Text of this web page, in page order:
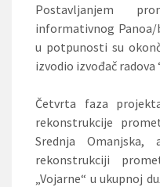
Postavljanjem
informativnog Panoa/
u potpunosti su
izvodio izvođač radova
Četvrta faza
rekonstrukcije
Srednja
rekonstrukciji
„Vojarne“ u ukupnoj